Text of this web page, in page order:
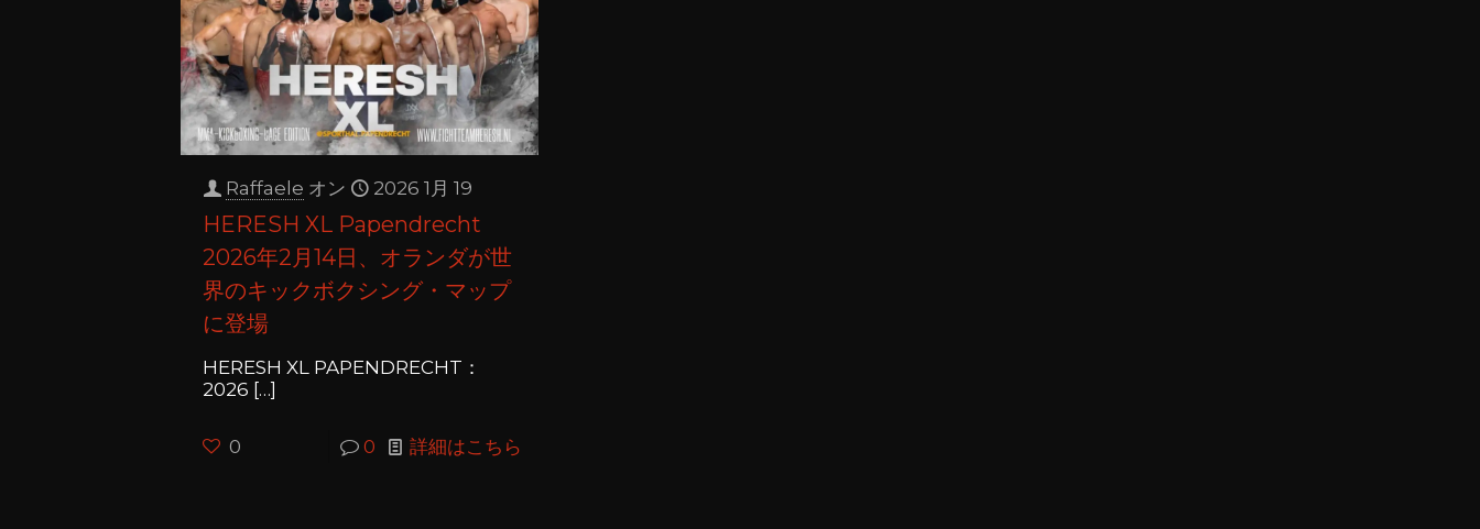
Raffaele オン 2026 1月 19
HERESH XL Papendrecht
2026年2月14日、オランダが世
界のキックボクシング・マップ
に登場
HERESH XL PAPENDRECHT：
2026 […]
0 0 詳細はこちら